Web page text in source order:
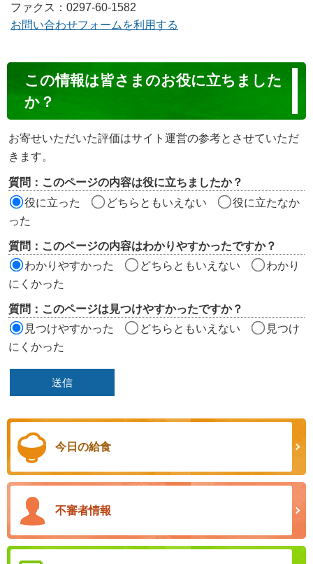
ファクス：0297-60-1582
お問い合わせフォームを利用する
ン
ン
ツ
評
価
ア
この情報は皆さまのお役に立ちました
か？
お寄せいただいた評価はサイト運営の参考とさせていただ
きます。
質問：このページの内容は役に立ちましたか？
役に立った
どちらともいえない
役に立たなか
った
質問：このページの内容はわかりやすかったですか？
わかりやすかった
どちらともいえない
わかり
にくかった
質問：このページは見つけやすかったですか？
見つけやすかった
どちらともいえない
見つけ
にくかった
今日の給食
不審者情報